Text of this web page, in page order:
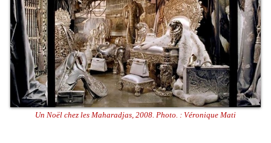
Un Noël chez les Maharadjas, 2008. Photo. : Véronique Mati